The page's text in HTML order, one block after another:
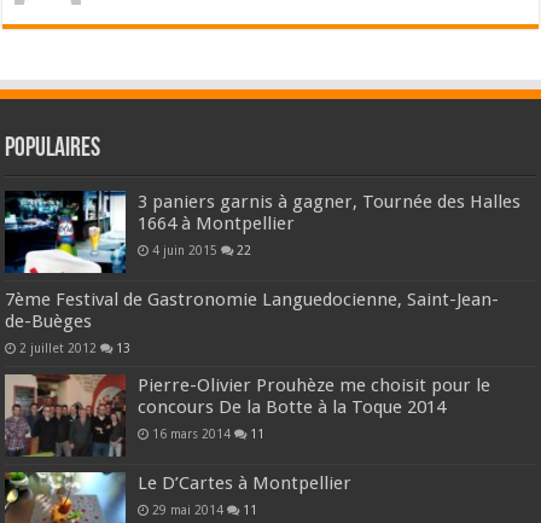
Populaires
3 paniers garnis à gagner, Tournée des Halles
1664 à Montpellier
4 juin 2015 22
7ème Festival de Gastronomie Languedocienne, Saint-Jean-
de-Buèges
2 juillet 2012 13
Pierre-Olivier Prouhèze me choisit pour le
concours De la Botte à la Toque 2014
16 mars 2014 11
Le D’Cartes à Montpellier
29 mai 2014 11